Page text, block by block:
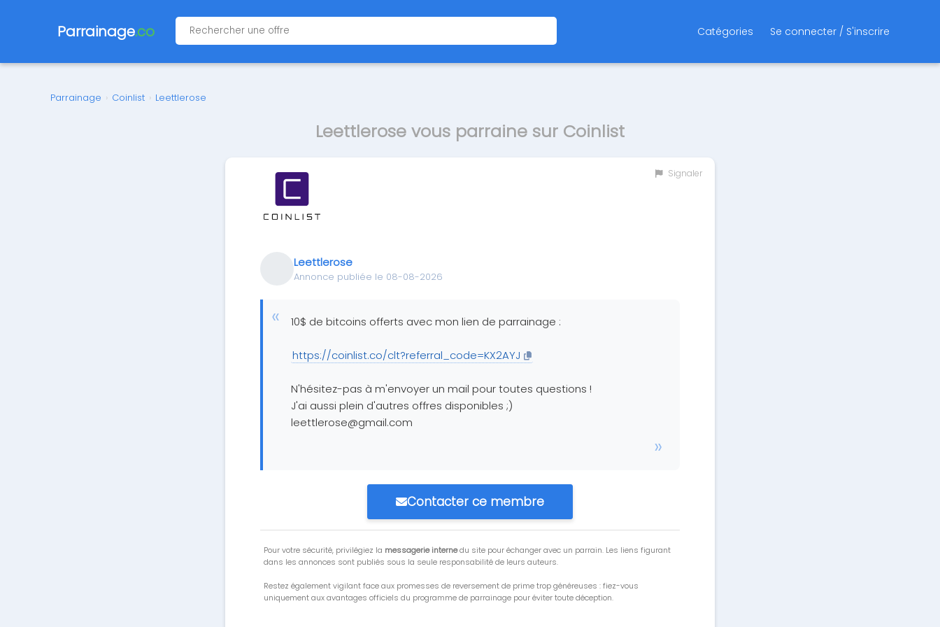
Parrainage.co Catégories Se connecter / S'inscrire
Parrainage › Coinlist › Leettlerose
Leettlerose vous parraine sur Coinlist
Signaler
Leettlerose
Annonce publiée le 08-08-2026
10$ de bitcoins offerts avec mon lien de parrainage :
https://coinlist.co/clt?referral_code=KX2AYJ
N'hésitez-pas à m'envoyer un mail pour toutes questions !
J'ai aussi plein d'autres offres disponibles ;)
leettlerose@gmail.com
Contacter ce membre
Pour votre sécurité, privilégiez la messagerie internedu site pour échanger avec un parrain. Les liens figurant
dans les annonces sont publiés sous la seule responsabilité de leurs auteurs.
Restez également vigilant face aux promesses de reversement de prime trop généreuses : fiez-vous
uniquement aux avantages officiels du programme de parrainage pour éviter toute déception.